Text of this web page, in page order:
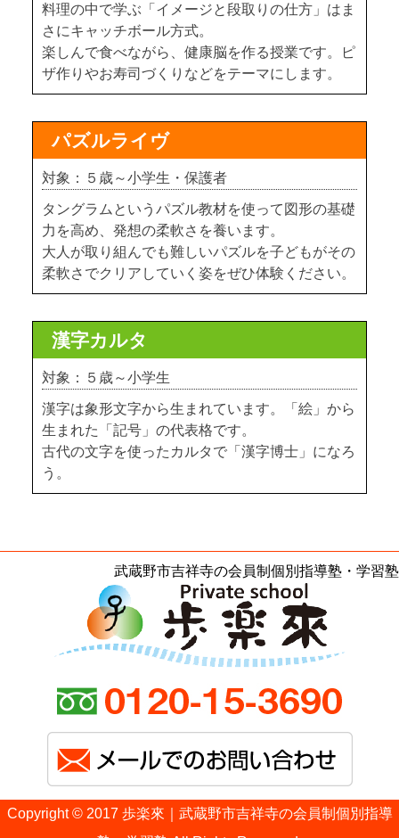
料理の中で学ぶ「イメージと段取りの仕方」はま
さにキャッチボール方式。
楽しんで食べながら、健康脳を作る授業です。ピ
ザ作りやお寿司づくりなどをテーマにします。
パズルライヴ
対象：５歳～小学生・保護者
タングラムというパズル教材を使って図形の基礎
力を高め、発想の柔軟さを養います。
大人が取り組んでも難しいパズルを子どもがその
柔軟さでクリアしていく姿をぜひ体験ください。
漢字カルタ
対象：５歳～小学生
漢字は象形文字から生まれています。「絵」から
生まれた「記号」の代表格です。
古代の文字を使ったカルタで「漢字博士」になろ
う。
武蔵野市吉祥寺の会員制個別指導塾・学習塾
Copyright © 2017 歩楽來｜武蔵野市吉祥寺の会員制個別指導